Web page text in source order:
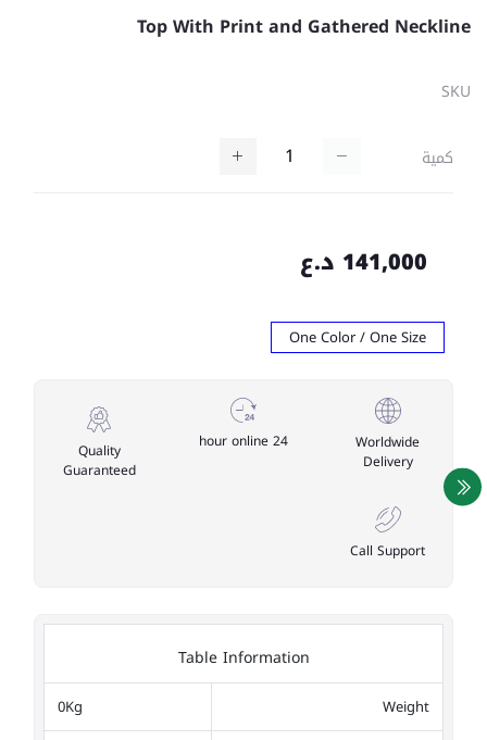
Top With Print and Gathered Neckline
SKU
كمية
141,000 د.ع
One Color / One Size
Worldwide
Delivery
24 hour online
Quality
Guaranteed
Call Support
Table Information
Weight
0Kg